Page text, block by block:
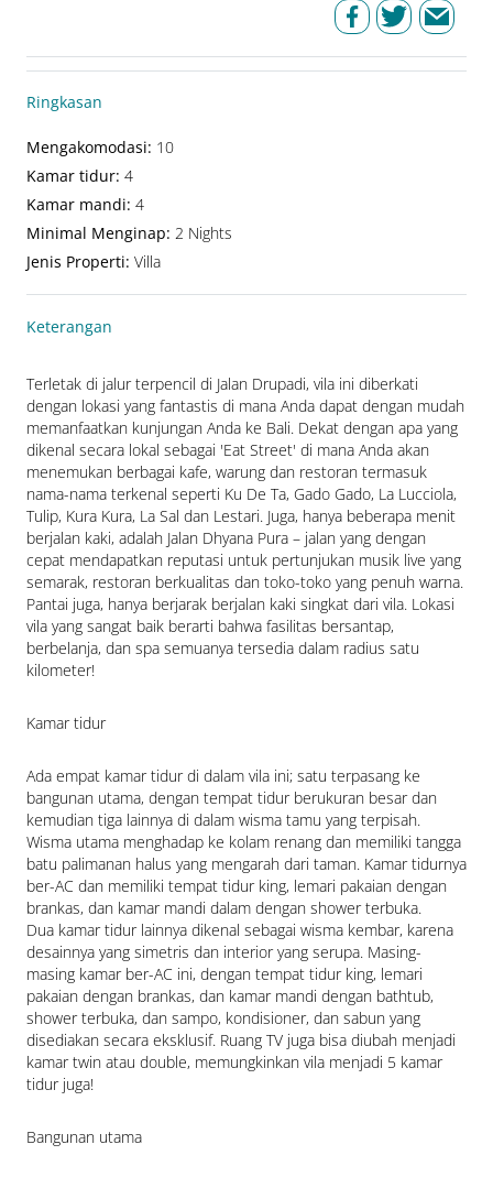
Ringkasan
Mengakomodasi: 10
Kamar tidur: 4
Kamar mandi: 4
Minimal Menginap: 2 Nights
Jenis Properti: Villa
Keterangan
Terletak di jalur terpencil di Jalan Drupadi, vila ini diberkati
dengan lokasi yang fantastis di mana Anda dapat dengan mudah
memanfaatkan kunjungan Anda ke Bali. Dekat dengan apa yang
dikenal secara lokal sebagai 'Eat Street' di mana Anda akan
menemukan berbagai kafe, warung dan restoran termasuk
nama-nama terkenal seperti Ku De Ta, Gado Gado, La Lucciola,
Tulip, Kura Kura, La Sal dan Lestari. Juga, hanya beberapa menit
berjalan kaki, adalah Jalan Dhyana Pura – jalan yang dengan
cepat mendapatkan reputasi untuk pertunjukan musik live yang
semarak, restoran berkualitas dan toko-toko yang penuh warna.
Pantai juga, hanya berjarak berjalan kaki singkat dari vila. Lokasi
vila yang sangat baik berarti bahwa fasilitas bersantap,
berbelanja, dan spa semuanya tersedia dalam radius satu
kilometer!
Kamar tidur
Ada empat kamar tidur di dalam vila ini; satu terpasang ke
bangunan utama, dengan tempat tidur berukuran besar dan
kemudian tiga lainnya di dalam wisma tamu yang terpisah.
Wisma utama menghadap ke kolam renang dan memiliki tangga
batu palimanan halus yang mengarah dari taman. Kamar tidurnya
ber-AC dan memiliki tempat tidur king, lemari pakaian dengan
brankas, dan kamar mandi dalam dengan shower terbuka.
Dua kamar tidur lainnya dikenal sebagai wisma kembar, karena
desainnya yang simetris dan interior yang serupa. Masing-
masing kamar ber-AC ini, dengan tempat tidur king, lemari
pakaian dengan brankas, dan kamar mandi dengan bathtub,
shower terbuka, dan sampo, kondisioner, dan sabun yang
disediakan secara eksklusif. Ruang TV juga bisa diubah menjadi
kamar twin atau double, memungkinkan vila menjadi 5 kamar
tidur juga!
Bangunan utama